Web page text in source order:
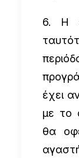
6. Η
έχει
με το
θα